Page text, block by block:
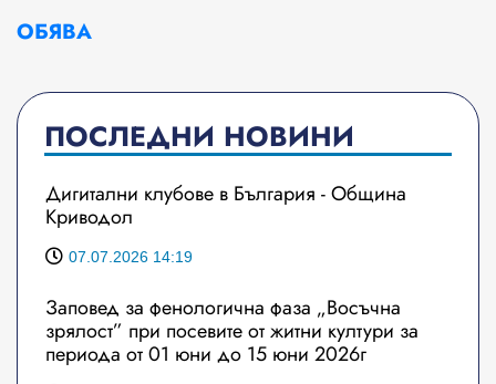
ОБЯВА
ПОСЛЕДНИ НОВИНИ
Дигитални клубове в България - Община
Криводол
07.07.2026 14:19
Заповед за фенологична фаза „Восъчна
зрялост” при посевите от житни култури за
периода от 01 юни до 15 юни 2026г